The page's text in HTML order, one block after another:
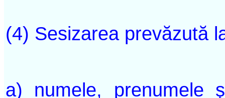
(4) Sesizarea prevăzută
a) numele, prenumele